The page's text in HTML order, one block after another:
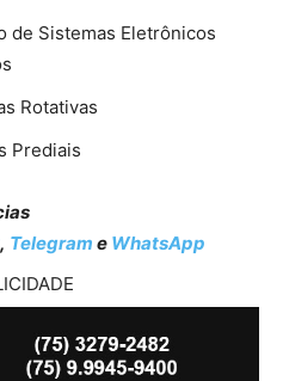
de Sistemas Eletrônicos
Rotativas
Prediais
, Telegram e WhatsApp